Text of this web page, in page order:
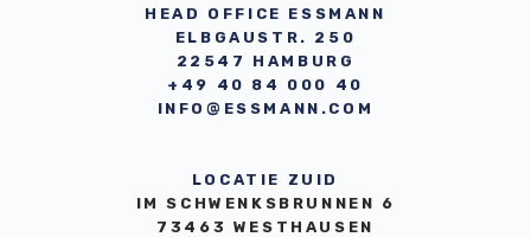
HEAD OFFICE ESSMANN
ELBGAUSTR. 250
22547 HAMBURG
+49 40 84 000 40
INFO@ESSMANN.COM
LOCATIE ZUID
IM SCHWENKSBRUNNEN 6
73463 WESTHAUSEN